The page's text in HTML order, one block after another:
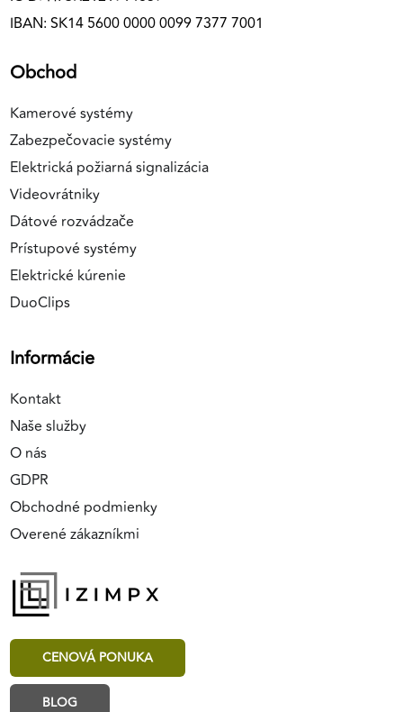
IBAN: SK14 5600 0000 0099 7377 7001
Obchod
Kamerové systémy
Zabezpečovacie systémy
Elektrická požiarná signalizácia
Videovrátniky
Dátové rozvádzače
Prístupové systémy
Elektrické kúrenie
DuoClips
Informácie
Kontakt
Naše služby
O nás
GDPR
Obchodné podmienky
Overené zákazníkmi
CENOVÁ PONUKA
BLOG